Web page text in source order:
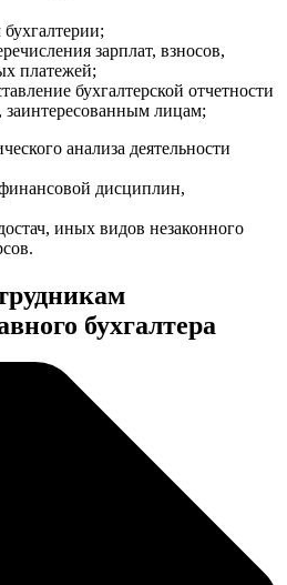
зарплат, взносов,
платежей;
бухгалтерской отчетности
лицам;
анализа деятельности
дисциплин,
иных видов незаконного
бухгалтера